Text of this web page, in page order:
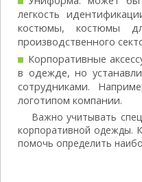
легкость
костюмы, костюмы
производственного
Корпоративные
в одежде, но
сотрудниками.
логотипом компании.
Важно учитывать
корпоративной одежды.
помочь определить